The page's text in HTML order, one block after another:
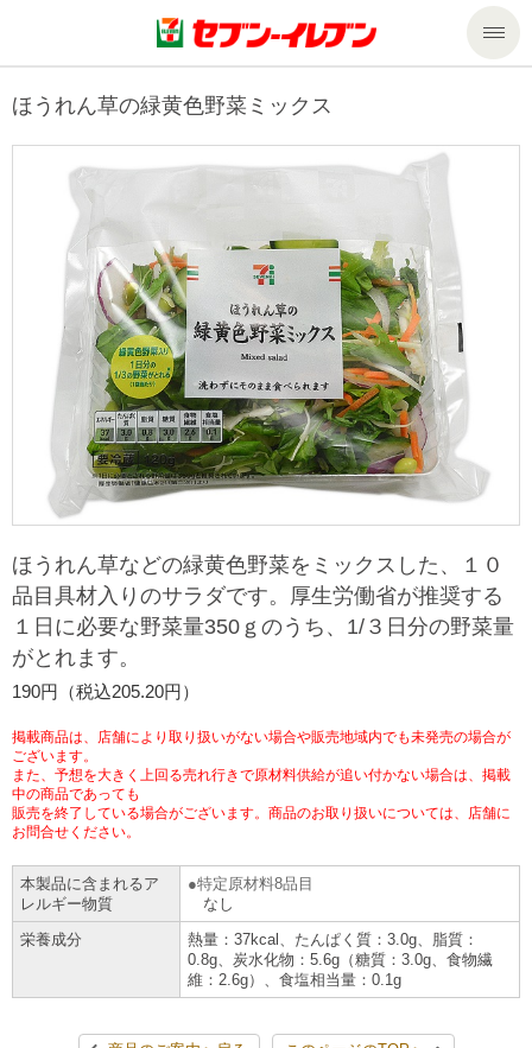
商品のご案内
商品のご案内トップ
今週の新商品
来週の新商品
商品カテゴリ一覧
セブンプレミアム
食の安全・安心への取組み
ギフト
プリペイドカード・金券
ニンテンドー・ダウンロードカード
セール・キャンペーン
サービス
サービストップ
nanacoトップ
マルチコピー機でできること
マルチコピー機でできることトップ
コピー
プリント
スキャン
ファクス
チケット
プリペイドサービス
行政サービス
便利なサービス
宅配便
切手・はがき・印紙
セブン銀行ATM
ご利用可能なお支払い方法
各種料金のお支払い
スマホプリペイド
レジでApple Accountにチャージ
チケットサービス
セブンチケット
チケットぴあ
イープラス
CNプレイガイド
JTB
セブン‐イレブンでお受取り
タワーレコード
セブンネットショッピング
停電時のサービス停止のお知らせ
企業情報
企業情報トップ
ニュースリリース
ごあいさつ
企業理念
会社概要
貸借対照表・損益計算書
沿革
国内店舗数
売上高、店舗数推移
セブン‐イレブンの海外事業
データで見るセブン‐イレブン
私たちの取組み
サステナビリティ
サステナビリティトップ
セブン＆アイ・ホールディングスの重点課題
サステナビリティ活動基本方針
サステナビリティ推進体制
GREEN CHALLENGE 2050
4VISIONS
サステナビリティニュース
サステナビリティレポート
報告書ライブラリー
加盟店オーナー募集 物件募集・購入
アルバイト情報
お問い合わせ
Language
English (Corporate)
English (Services)
中文[繁體字](服務)
ほうれん草の緑黄色野菜ミックス
ほうれん草などの緑黄色野菜をミックスした、１０
品目具材入りのサラダです。厚生労働省が推奨する
１日に必要な野菜量350ｇのうち、1/３日分の野菜量
がとれます。
190円（税込205.20円）
掲載商品は、店舗により取り扱いがない場合や販売地域内でも未発売の場合が
ございます。
また、予想を大きく上回る売れ行きで原材料供給が追い付かない場合は、掲載
中の商品であっても
販売を終了している場合がございます。商品のお取り扱いについては、店舗に
お問合せください。
本製品に含まれるア
レルギー物質
特定原材料8品目
なし
栄養成分
熱量：37kcal、たんぱく質：3.0g、脂質：
0.8g、炭水化物：5.6g（糖質：3.0g、食物繊
維：2.6g）、食塩相当量：0.1g